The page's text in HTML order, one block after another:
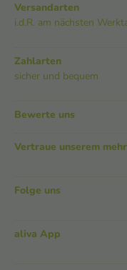
Versandarten
i.d.R. am nächsten
Zahlarten
sicher und bequem
Bewerte uns
Vertraue unserem
Folge uns
aliva App